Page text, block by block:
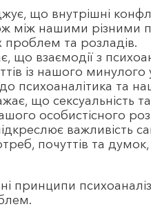
що внутрішні
між нашими різними
проблем та розладів.
що взаємодії з
із нашого
психоаналітика та
що сексуальність
особистісного
важливість
почуттів та
принципи